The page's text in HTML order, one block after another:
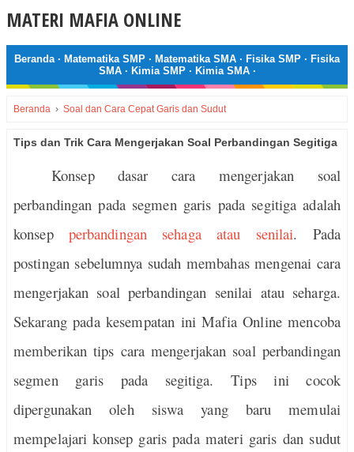
MATERI MAFIA ONLINE
Beranda· Matematika SMP · Matematika SMA · Fisika SMP · Fisika
SMA· Kimia SMP· Kimia SMA·
Beranda › Soal dan Cara Cepat Garis dan Sudut
Tips dan Trik Cara Mengerjakan Soal Perbandingan Segitiga
Konsep dasar cara mengerjakan soal
perbandingan pada segmen garis pada segitiga adalah
konsep perbandingan sehaga atau senilai. Pada
postingan sebelumnya sudah membahas mengenai cara
mengerjakan soal perbandingan senilai atau seharga.
Sekarang pada kesempatan ini Mafia Online mencoba
memberikan tips cara mengerjakan soal perbandingan
segmen garis pada segitiga. Tips ini cocok
dipergunakan oleh siswa yang baru memulai
mempelajari konsep garis pada materi garis dan sudut